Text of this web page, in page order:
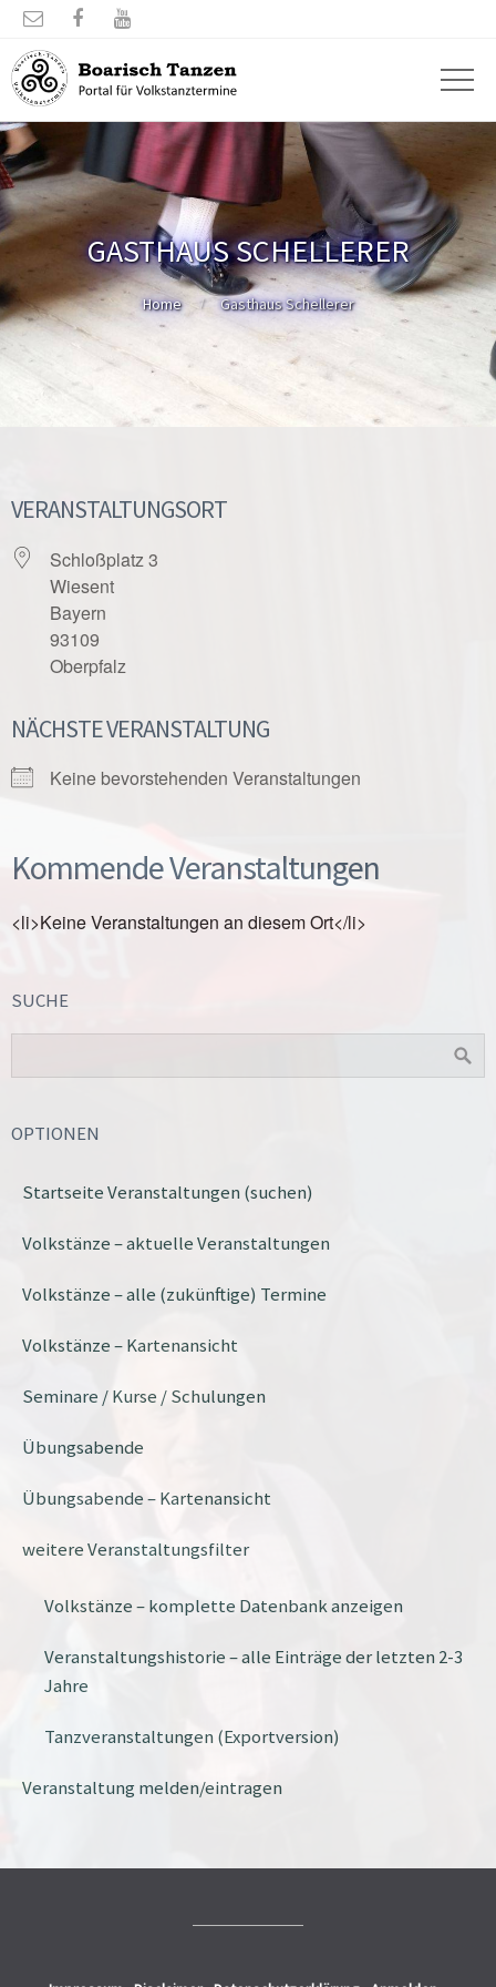
  
GASTHAUS SCHELLERER
Home Gasthaus Schellerer
VERANSTALTUNGSORT
Schloßplatz 3
Wiesent
Bayern
93109
Oberpfalz
NÄCHSTE VERANSTALTUNG
Keine bevorstehenden Veranstaltungen
Kommende Veranstaltungen
<li>Keine Veranstaltungen an diesem Ort</li>
SUCHE
OPTIONEN
Startseite Veranstaltungen (suchen)
Volkstänze – aktuelle Veranstaltungen
Volkstänze – alle (zukünftige) Termine
Volkstänze – Kartenansicht
Seminare / Kurse / Schulungen
Übungsabende
Übungsabende – Kartenansicht
weitere Veranstaltungsfilter
Volkstänze – komplette Datenbank anzeigen
Veranstaltungshistorie – alle Einträge der letzten 2-3
Jahre
Tanzveranstaltungen (Exportversion)
Veranstaltung melden/eintragen